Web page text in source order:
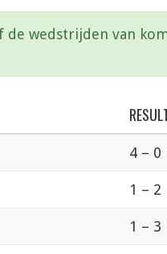
de wedstrijden van
4 – 0
1 – 2
1 – 3